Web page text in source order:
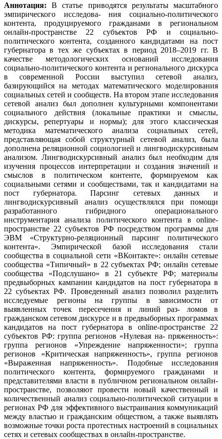
Аннотация: В статье приводятся результаты масштабного
эмпирического исследова- ния социально-политического
контента, продуцируемого гражданами в региональном
онлайн-пространстве 22 субъектов РФ и социально-
политического контента, созданного кандидатами на пост
губернатора в тех же субъектах в период 2018–2019 гг. В
качестве методологических оснований исследования
социально-политического контента и регионального дискурса
в современной России выступил сетевой анализ,
базирующийся на методах математического моделирования
социальных сетей и сообществ. На втором этапе исследования
сетевой анализ был дополнен культурными компонентами
социального действия (локальные практики и смыслы,
дискурсы, репертуары и нормы); для этого классическая
методика математического анализа социальных сетей,
представляющая собой структурный сетевой анализ, была
дополнена реляционной социологией и лингводискурсивным
анализом. Лингводискурсивный анализ был необходим для
изучения процессов интерпретации и создания значений и
смыслов в политическом контенте, формируемом как
социальными сетями и сообществами, так и кандидатами на
пост губернатора. Парсинг сетевых данных и
лингводискурсивный анализ осуществлялся при помощи
разработанного гибридного операционального
инструментария анализа политического контента в online-
пространстве 22 субъектов РФ посредством программы для
ЭВМ «Структурно-реляционный парсинг политического
контента». Эмпирической базой исследования стали
сообщества в социальной сети «ВКонтакте»: онлайн сетевые
сообщества «Типичный» в 22 субъектах РФ; онлайн сетевые
сообщества «Подслушано» в 21 субъекте РФ; материалы
предвыборных кампании кандидатов на пост губернатора в
22 субъектах РФ. Проведенный анализ позволил разделить
исследуемые регионы на группы в зависимости от
выявленных точек пересечения и линий раз- ломов в
гражданском сетевом дискурсе и в предвыборных программах
кандидатов на пост губернатора в online-пространстве 22
субъектов РФ: группа регионов «Нулевая на- пряженность»:
группа регионов «Упреждение напряженности»; группа
регионов «Критическая напряженность», группа регионов
«Выраженная напряженность». Подобные исследования
политического контента, формируемого гражданами и
представителями власти в публичном региональном онлайн-
пространстве, позволяют провести новый качественный и
количественный анализ социально-политической ситуации в
регионах РФ для эффективного выстраивания коммуникаций
между властью и гражданским обществом, а также выявлять
возможные точки роста протестных настроений в социальных
сетях и сетевых сообществах в онлайн-пространстве.